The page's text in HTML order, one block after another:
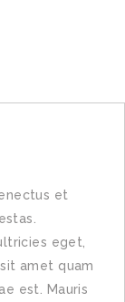
et
eget,
amet quam
est. Mauris